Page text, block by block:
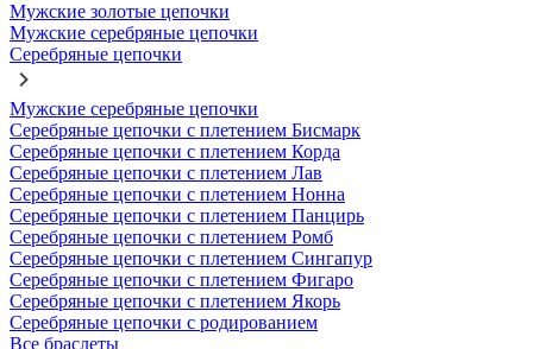
Мужские золотые цепочки
Мужские серебряные цепочки
Серебряные цепочки
Мужские серебряные цепочки
Серебряные цепочки с плетением Бисмарк
Серебряные цепочки с плетением Корда
Серебряные цепочки с плетением Лав
Серебряные цепочки с плетением Нонна
Серебряные цепочки с плетением Панцирь
Серебряные цепочки с плетением Ромб
Серебряные цепочки с плетением Сингапур
Серебряные цепочки с плетением Фигаро
Серебряные цепочки с плетением Якорь
Серебряные цепочки с родированием
Все браслеты